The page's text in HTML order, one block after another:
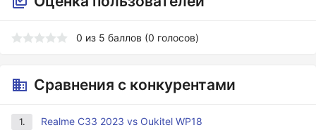
0 из 5 баллов (0 голосов)
Сравнения с конкурентами
1. Realme C33 2023 vs Oukitel WP18